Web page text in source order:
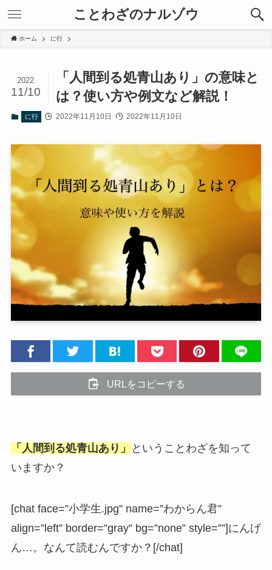
ことわざのナルゾウ
ホーム に行
「人間到る処青山あり」の意味と
は？使い方や例文など解説！
2022
11/10
に行 2022年11月10日 2022年11月10日
URLをコピーする
「人間到る処青山あり」
ということわざを知って
いますか？
[chat face=”小学生.jpg” name=”わからん君”
align=”left” border=”gray” bg=”none” style=””]にんげ
ん…。なんて読むんですか？[/chat]